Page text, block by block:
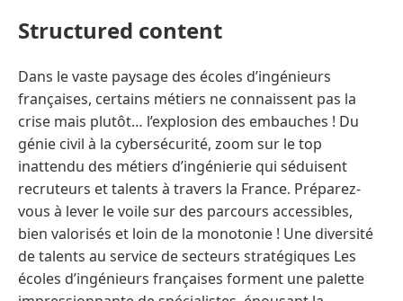
Structured content
Dans le vaste paysage des écoles d’ingénieurs
françaises, certains métiers ne connaissent pas la
crise mais plutôt… l’explosion des embauches ! Du
génie civil à la cybersécurité, zoom sur le top
inattendu des métiers d’ingénierie qui séduisent
recruteurs et talents à travers la France. Préparez-
vous à lever le voile sur des parcours accessibles,
bien valorisés et loin de la monotonie ! Une diversité
de talents au service de secteurs stratégiques Les
écoles d’ingénieurs françaises forment une palette